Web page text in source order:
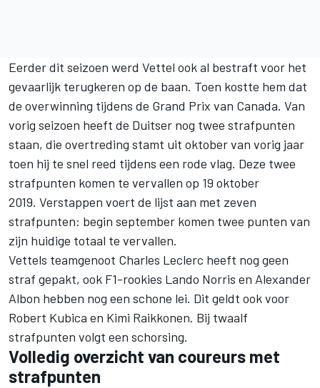
Eerder dit seizoen werd Vettel ook al bestraft voor het
gevaarlijk terugkeren op de baan. Toen kostte hem dat
de overwinning tijdens de Grand Prix van Canada. Van
vorig seizoen heeft de Duitser nog twee strafpunten
staan, die overtreding stamt uit oktober van vorig jaar
toen hij te snel reed tijdens een rode vlag. Deze twee
strafpunten komen te vervallen op 19 oktober
2019. Verstappen voert de lijst aan met zeven
strafpunten: begin september komen twee punten van
zijn huidige totaal te vervallen.
Vettels teamgenoot Charles Leclerc heeft nog geen
straf gepakt, ook F1-rookies Lando Norris en Alexander
Albon hebben nog een schone lei. Dit geldt ook voor
Robert Kubica en Kimi Raikkonen. Bij twaalf
strafpunten volgt een schorsing.
Volledig overzicht van coureurs met
strafpunten